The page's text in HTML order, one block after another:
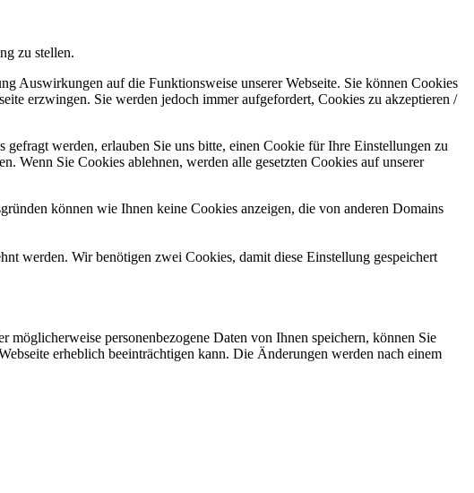
zu stellen.
Auswirkungen auf die Funktionsweise unserer Webseite. Sie können Cookies
erzwingen. Sie werden jedoch immer aufgefordert, Cookies zu akzeptieren /
werden, erlauben Sie uns bitte, einen Cookie für Ihre Einstellungen zu
Wenn Sie Cookies ablehnen, werden alle gesetzten Cookies auf unserer
können wie Ihnen keine Cookies anzeigen, die von anderen Domains
werden. Wir benötigen zwei Cookies, damit diese Einstellung gespeichert
personenbezogene Daten von Ihnen speichern, können Sie
erheblich beeinträchtigen kann. Die Änderungen werden nach einem